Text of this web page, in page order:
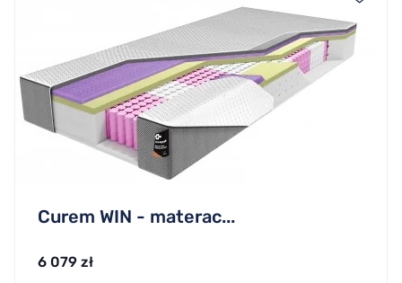
Curem WIN - materac...
6 079 zł